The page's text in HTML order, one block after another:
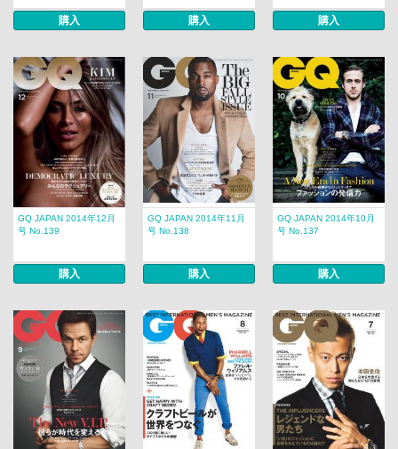
購入 購入 購入
GQ JAPAN 2014年12月
号 No.139
購入
GQ JAPAN 2014年11月
号 No.138
購入
GQ JAPAN 2014年10月
号 No.137
購入